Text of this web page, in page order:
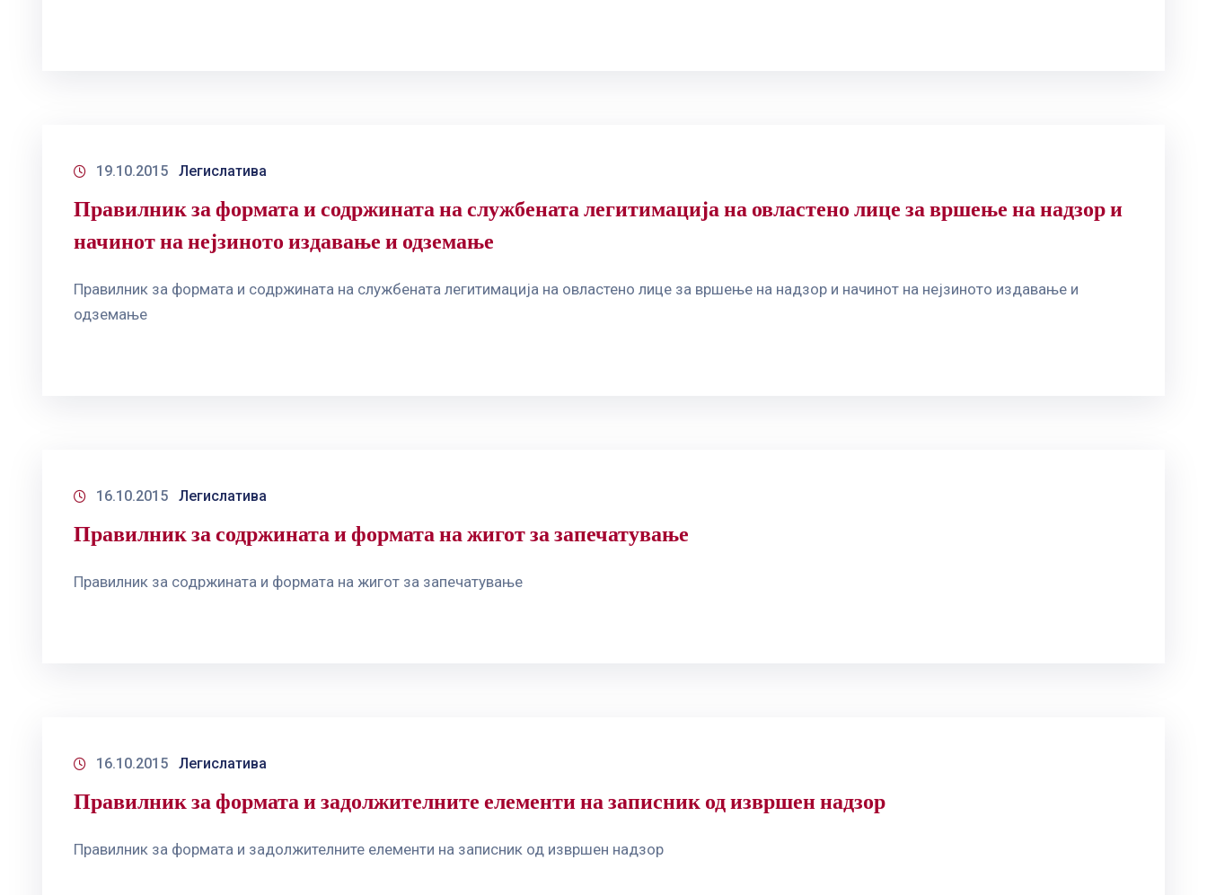
19.10.2015 Легислатива
Правилник за формата и содржината на службената легитимација на овластено лице за вршење на надзор и
начинот на нејзиното издавање и одземање
Правилник за формата и содржината на службената легитимација на овластено лице за вршење на надзор и начинот на нејзиното издавање и
одземање
16.10.2015 Легислатива
Правилник за содржината и формата на жигот за запечатување
Правилник за содржината и формата на жигот за запечатување
16.10.2015 Легислатива
Правилник за формата и задолжителните елементи на записник од извршен надзор
Правилник за формата и задолжителните елементи на записник од извршен надзор